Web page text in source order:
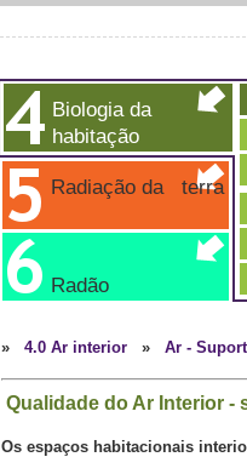
Biologia da
habitação
Radiação da terra
Radão
» 4.0 Ar interior » Ar -
Qualidade do Ar Interior -
Os espaços habitacionais